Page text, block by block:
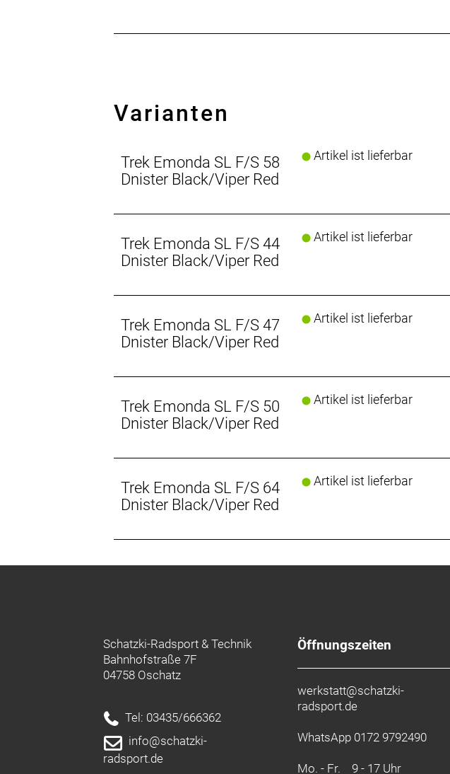
mehr Farboptionen an. Kleinere Fahrer gleich welchen
auswählen. Bei diesen Bikes gibt es keine spezifischen
Varianten
Trek Emonda SL F/S 58
Dnister Black/Viper Red
Artikel ist lieferbar
Trek Emonda SL F/S 44
Dnister Black/Viper Red
Artikel ist lieferbar
Trek Emonda SL F/S 47
Dnister Black/Viper Red
Artikel ist lieferbar
Trek Emonda SL F/S 50
Dnister Black/Viper Red
Artikel ist lieferbar
Trek Emonda SL F/S 64
Dnister Black/Viper Red
Artikel ist lieferbar
Schatzki-Radsport & Technik
Bahnhofstraße 7F
04758 Oschatz
Tel: 03435/666362
info@schatzki-
radsport.de
Öffnungszeiten
werkstatt@schatzki-
radsport.de
WhatsApp 0172 9792490
Mo. - Fr. 9 - 17 Uhr